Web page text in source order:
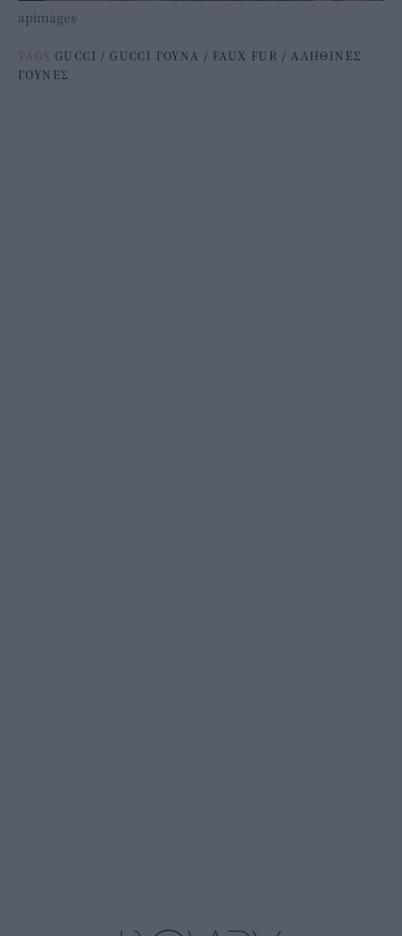
apimages
TAGS GUCCI / GUCCI ΓΟΥΝΑ / FAUX FUR / ΑΛΗΘΙΝΕΣ
ΓΟΥΝΕΣ